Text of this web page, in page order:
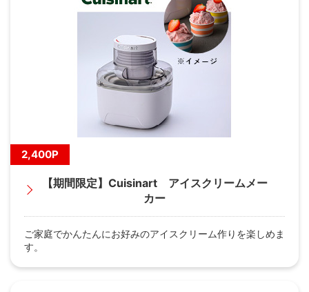
2,400P
【期間限定】Cuisinart アイスクリームメー
カー
ご家庭でかんたんにお好みのアイスクリーム作りを楽しめま
す。